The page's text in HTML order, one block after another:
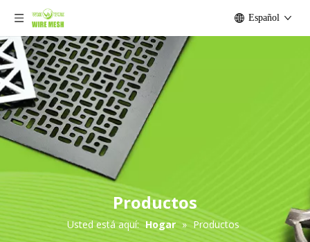
Español
Productos
Usted está aquí: Hogar » Productos